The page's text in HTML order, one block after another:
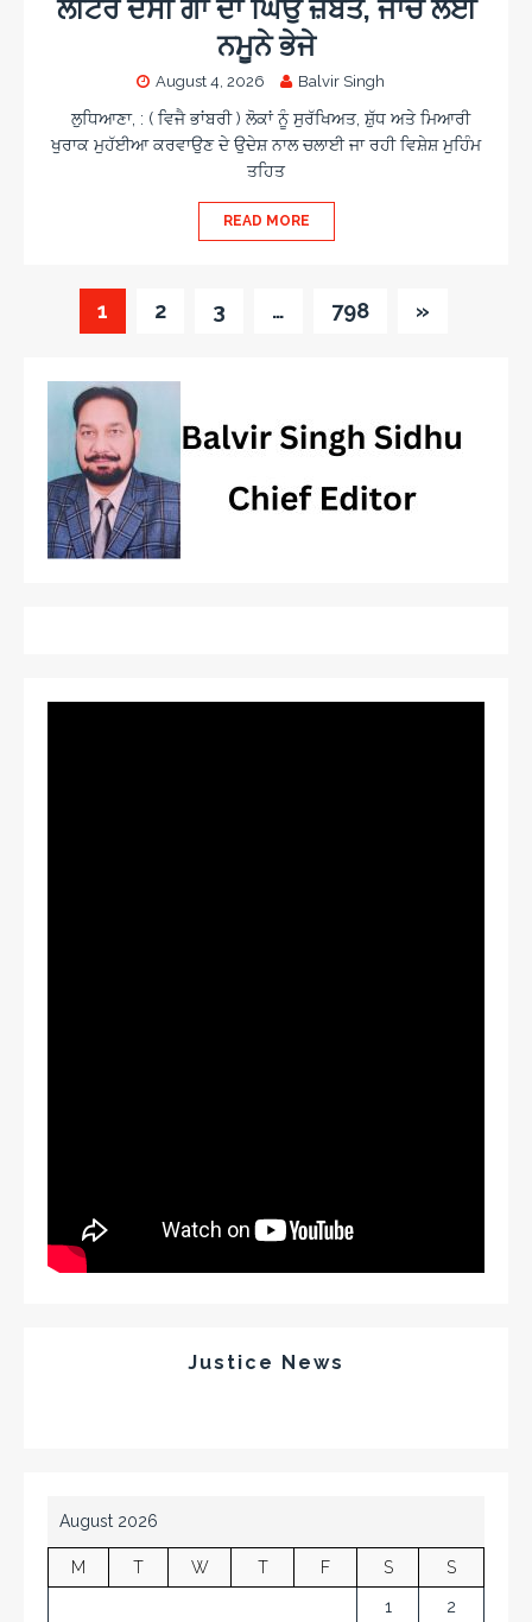
ਲੀਟਰ ਦੇਸੀ ਗਾਂ ਦਾ ਘਿਉ ਜ਼ਬਤ, ਜਾਂਚ ਲਈ
ਨਮੂਨੇ ਭੇਜੇ
August 4, 2026 Balvir Singh
ਲੁਧਿਆਣਾ, : ( ਵਿਜੈ ਭਾਂਬਰੀ ) ਲੋਕਾਂ ਨੂੰ ਸੁਰੱਖਿਅਤ, ਸ਼ੁੱਧ ਅਤੇ ਮਿਆਰੀ
ਖੁਰਾਕ ਮੁਹੱਈਆ ਕਰਵਾਉਣ ਦੇ ਉਦੇਸ਼ ਨਾਲ ਚਲਾਈ ਜਾ ਰਹੀ ਵਿਸ਼ੇਸ਼ ਮੁਹਿੰਮ
ਤਹਿਤ
READ MORE
1 2 3 … 798 »
Justice News
August 2026
M T W T F S S
1 2